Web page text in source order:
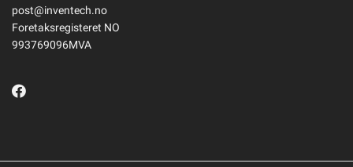
post@inventech.no
Foretaksregisteret NO
993769096MVA